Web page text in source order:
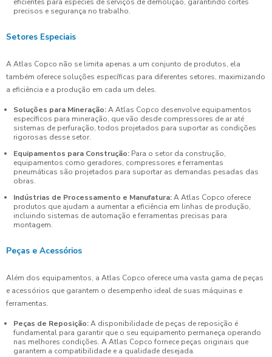
eficientes para espécies de serviços de demolição, garantindo cortes
precisos e segurança no trabalho.
Setores Especiais
A Atlas Copco não se limita apenas a um conjunto de produtos, ela
também oferece soluções específicas para diferentes setores, maximizando
a eficiência e a produção em cada um deles.
Soluções para Mineração:A Atlas Copco desenvolve equipamentos
específicos para mineração, que vão desde compressores de ar até
sistemas de perfuração, todos projetados para suportar as condições
rigorosas desse setor.
Equipamentos para Construção: Para o setor da construção,
equipamentos como geradores, compressores e ferramentas
pneumáticas são projetados para suportar as demandas pesadas das
obras.
Indústrias de Processamento e Manufatura:A Atlas Copco oferece
produtos que ajudam a aumentar a eficiência em linhas de produção,
incluindo sistemas de automação e ferramentas precisas para
montagem.
Peças e Acessórios
Além dos equipamentos, a Atlas Copco oferece uma vasta gama de peças
e acessórios que garantem o desempenho ideal de suas máquinas e
ferramentas.
Peças de Reposição:A disponibilidade de peças de reposição é
fundamental para garantir que o seu equipamento permaneça operando
nas melhores condições. A Atlas Copco fornece peças originais que
garantem a compatibilidade e a qualidade desejada.